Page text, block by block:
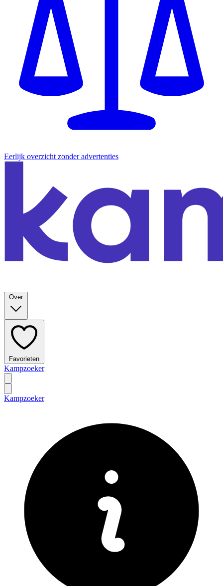
Eerlijk overzicht zonder advertenties
Over
Favorieten
Kampzoeker
Kampzoeker